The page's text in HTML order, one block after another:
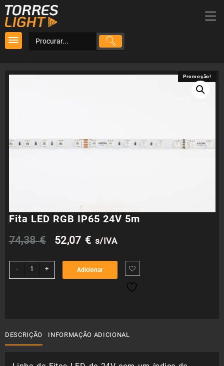
Skip
content
Promoção!
Fita LED RGB IP65 24V 5m
74,38€
O
preço
original
52,07 €O
preço
atual
s/IVA
-
Quantidade
5m
+ Adicionar
Promoção!
DESCRIÇÃO INFORMAÇÃO ADICIONAL